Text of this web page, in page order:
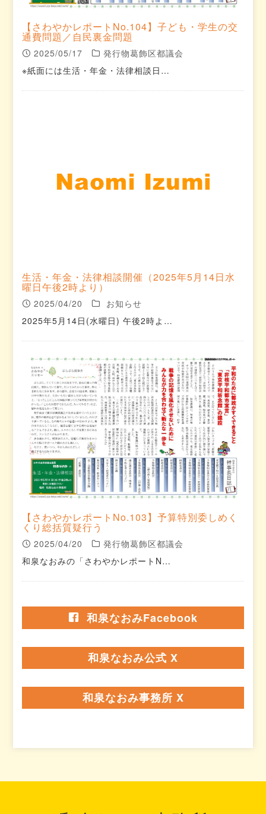
【さわやかレポートNo.104】子ども・学生の交
通費問題／自民裏金問題
2025/05/17
発行物葛飾区都議会
※紙面には生活・年金・法律相談日…
生活・年金・法律相談開催（2025年5月14日水
曜日午後2時より）
2025/04/20
お知らせ
2025年5月14日(水曜日) 午後2時よ…
【さわやかレポートNo.103】予算特別委しめく
くり総括質疑行う
2025/04/20
発行物葛飾区都議会
和泉なおみの「さわやかレポートN…
和泉なおみFacebook
和泉なおみ公式 X
和泉なおみ事務所 X